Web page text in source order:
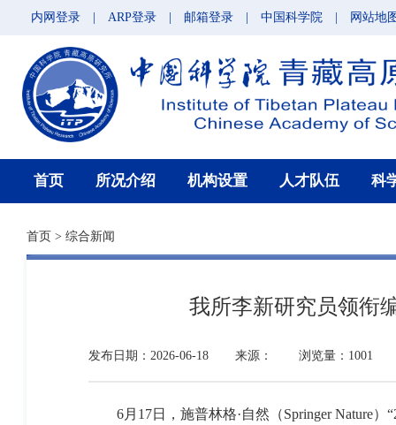
内网登录 ARP登录 邮箱登录 中国科学院 网站地
首页 所况介绍 机构设置 人才队伍 科
首页 > 综合新闻
我所李新研究员领衔
发布日期：2026-06-18 来源： 浏览量：1001
6月17日，施普林格·自然（Springer Nature）